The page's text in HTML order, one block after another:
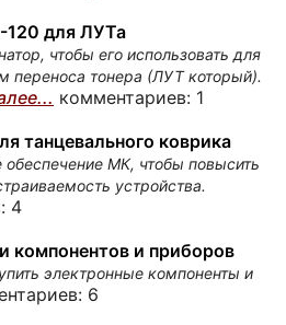
120 для ЛУТа
чтобы его использовать для
переноса тонера (ЛУТ который).
комментариев: 1
танцевального коврика
МК, чтобы повысить
устройства.
4
компонентов и приборов
электронные компоненты и
6